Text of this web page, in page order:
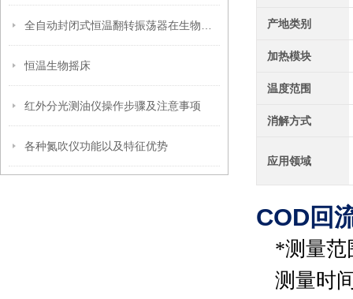
恒温生物摇床
红外分光测油仪操作步骤及注意事项
各种氮吹仪功能以及特征优势
产地类别
加热模块
温度范围
消解方式
应用领域
COD回
*测量范
测量时